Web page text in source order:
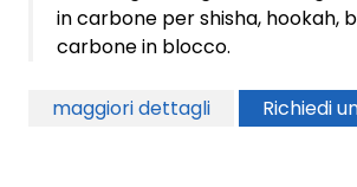
in carbone per shisha, hookah,
carbone in blocco.
maggiori dettagli Richiedi